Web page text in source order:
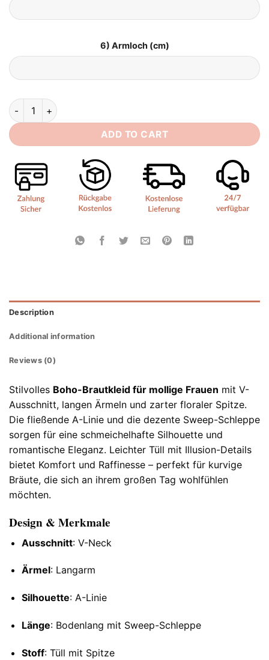
6) Armloch (cm)
Brautkleid Mollige quantity
ADD TO CART
Description
Additional information
Reviews (0)
Stilvolles Boho-Brautkleid für mollige Frauen mit V-
Ausschnitt, langen Ärmeln und zarter floraler Spitze.
Die fließende A-Linie und die dezente Sweep-Schleppe
sorgen für eine schmeichelhafte Silhouette und
romantische Eleganz. Leichter Tüll mit Illusion-Details
bietet Komfort und Raffinesse – perfekt für kurvige
Bräute, die sich an ihrem großen Tag wohlfühlen
möchten.
Design & Merkmale
Ausschnitt: V-Neck
Ärmel: Langarm
Silhouette: A-Linie
Länge: Bodenlang mit Sweep-Schleppe
Stoff: Tüll mit Spitze